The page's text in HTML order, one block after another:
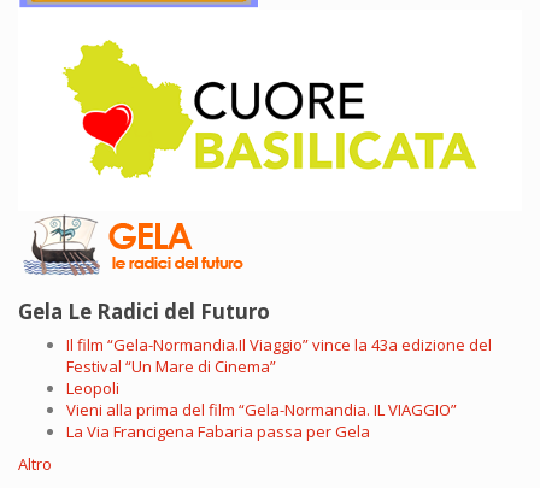
Gela Le Radici del Futuro
Il film “Gela-Normandia.Il Viaggio” vince la 43a edizione del
Festival “Un Mare di Cinema”
Leopoli
Vieni alla prima del film “Gela-Normandia. IL VIAGGIO”
La Via Francigena Fabaria passa per Gela
Altro